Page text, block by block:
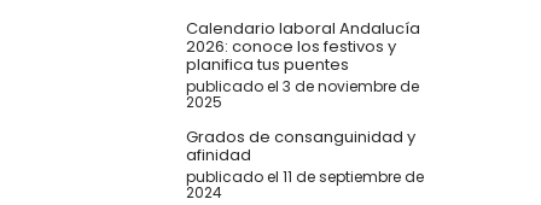
Calendario laboral Andalucía
2026: conoce los festivos y
planifica tus puentes
publicado el 3 de noviembre de
2025
Grados de consanguinidad y
afinidad
publicado el 11 de septiembre de
2024